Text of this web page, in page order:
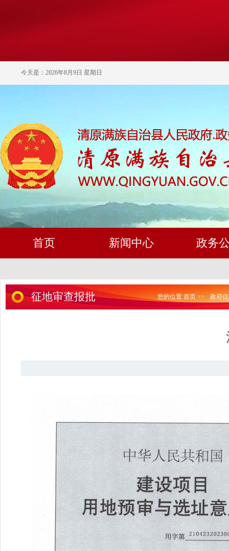
今天是：2026年8月9日 星期日
首页 新闻中心 政务
征地审查报批 您的位置:首页 >> 政府